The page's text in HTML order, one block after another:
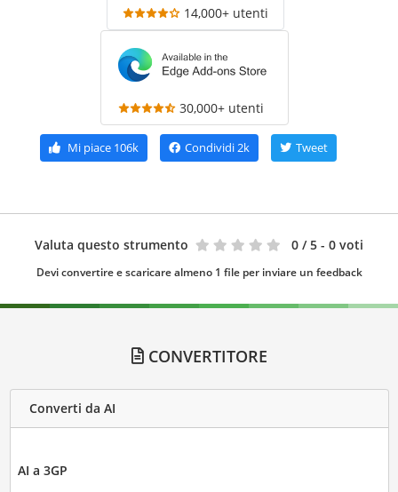
14,000+ utenti
30,000+ utenti
Mi piace 106k Condividi2k Tweet
Valuta questo strumento 0 / 5 - 0 voti
Devi convertire e scaricare almeno 1 file per inviare un feedback
CONVERTITORE
Converti da AI
AI a 3GP